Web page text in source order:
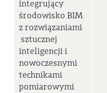
integrujący
środowisko BIM
z rozwiązaniami
sztucznej
inteligencji i
nowoczesnymi
technikami
pomiarowymi